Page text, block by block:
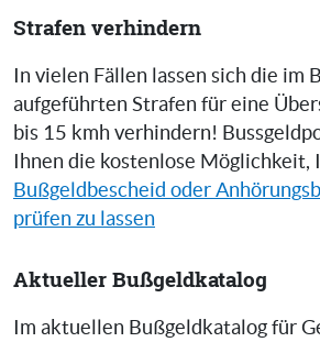
Strafen verhindern
In vielen Fällen lassen sich die im
aufgeführten Strafen für eine
bis 15 kmh verhindern!
Ihnen die kostenlose Möglichkeit,
Bußgeldbescheid oder
prüfen zu lassen
Aktueller Bußgeldkatalog
Im aktuellen Bußgeldkatalog für